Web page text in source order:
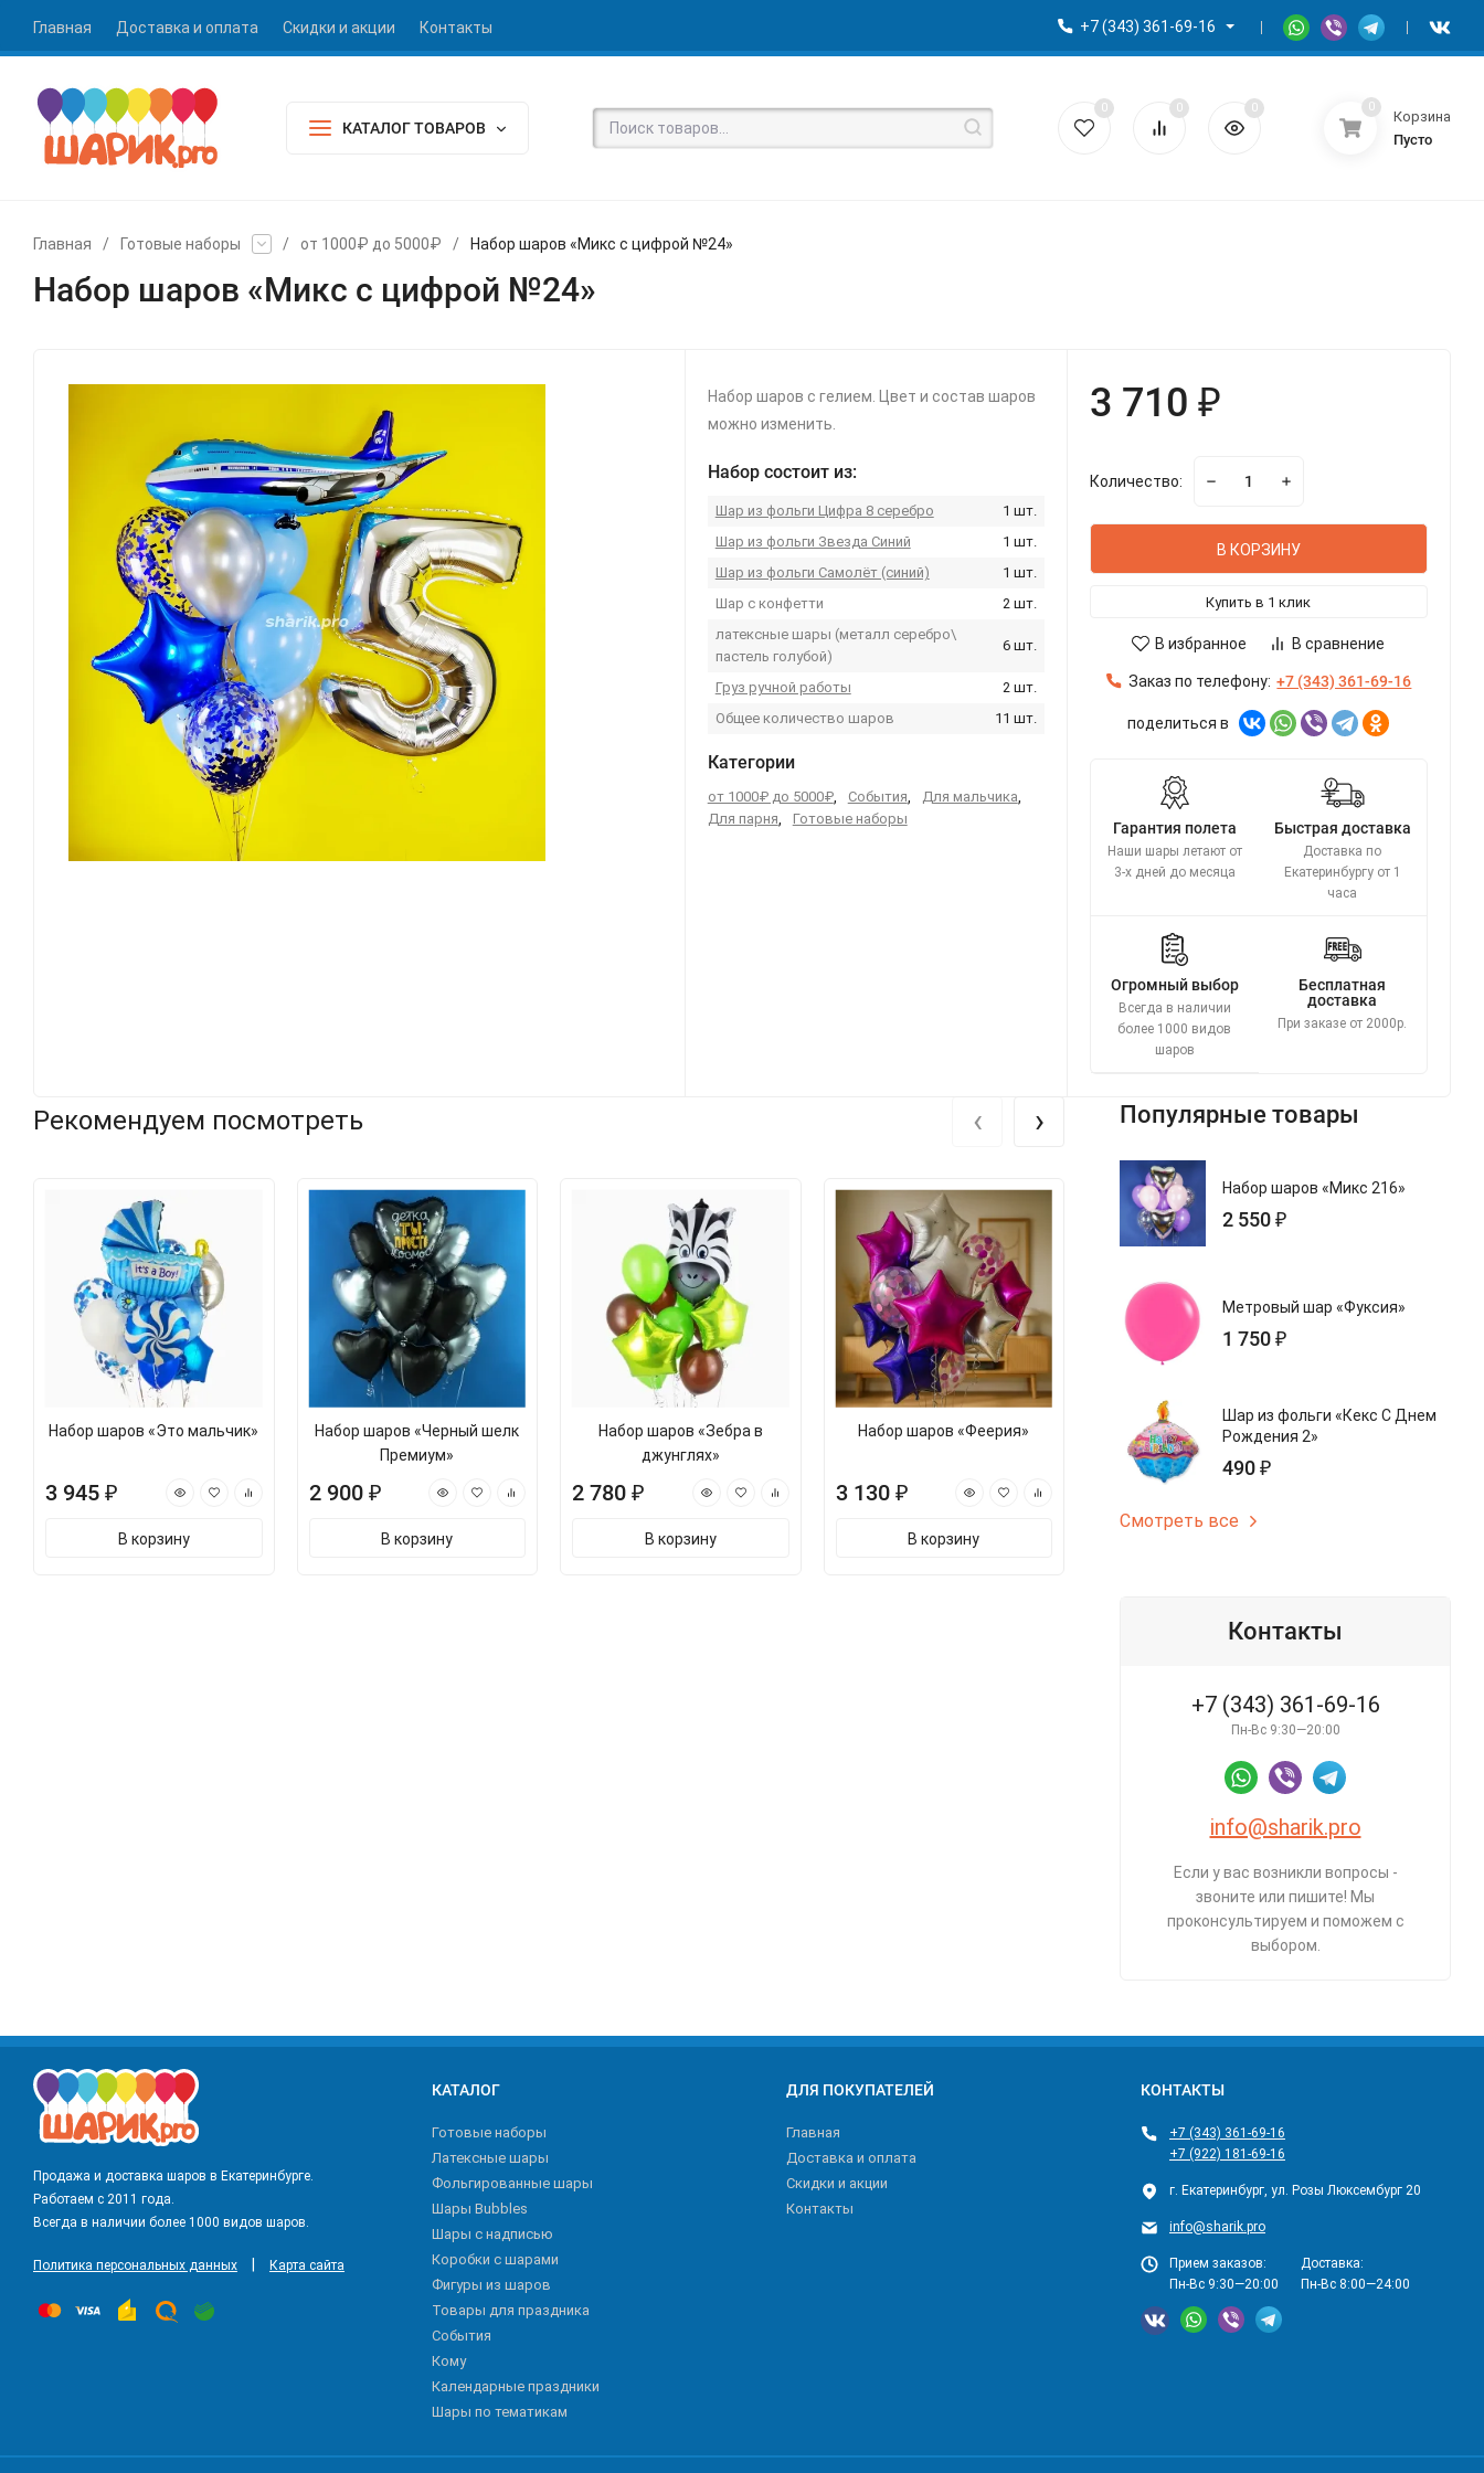
Главная Доставка и оплата Скидки и акции Контакты +7 (343) 361-69-16
КАТАЛОГ ТОВАРОВ
0 0 0 0
Корзина
Пусто
Главная / Готовые наборы / от 1000₽ до 5000₽ / Набор шаров «Микс с цифрой №24»
Набор шаров «Микс с цифрой №24»
Набор шаров с гелием. Цвет и состав шаров
можно изменить.
Набор состоит из:
Шар из фольги Цифра 8 серебро
1 шт.
Шар из фольги Звезда Синий
1 шт.
Шар из фольги Самолёт (синий)
1 шт.
Шар с конфетти
2 шт.
латексные шары (металл серебро\
пастель голубой)
6 шт.
Груз ручной работы
2 шт.
Общее количество шаров
11 шт.
Категории
от 1000₽ до 5000₽, События, Для мальчика,
Для парня, Готовые наборы
3 710 ₽
Количество:
В КОРЗИНУ
Купить в 1 клик
В избранное В сравнение
Заказ по телефону: +7 (343) 361-69-16
поделиться в
Гарантия полета
Наши шары летают от
3-х дней до месяца
Быстрая доставка
Доставка по
Екатеринбургу от 1
часа
Огромный выбор
Всегда в наличии
более 1000 видов
шаров
Бесплатная
доставка
При заказе от 2000р.
Рекомендуем посмотреть
Набор шаров «Это мальчик»
3 945 ₽
В корзину
Набор шаров «Черный шелк
Премиум»
2 900 ₽
В корзину
Набор шаров «Зебра в
джунглях»
2 780 ₽
В корзину
Набор шаров «Феерия»
3 130 ₽
В корзину
Набор шаров «Апельсиновая
нежность с цифрой 8»
3 770 ₽
Набор
‹ › Популярные товары
Набор шаров «Микс 216»
2 550 ₽
Метровый шар «Фуксия»
1 750 ₽
Шар из фольги «Кекс С Днем
Рождения 2»
490 ₽
Смотреть все
Контакты
+7 (343) 361-69-16
Пн-Вс 9:30—20:00
info@sharik.pro
Если у вас возникли вопросы -
звоните или пишите! Мы
проконсультируем и поможем с
выбором.
Продажа и доставка шаров в Екатеринбурге.
Работаем с 2011 года.
Всегда в наличии более 1000 видов шаров.
Политика персональных данных Карта сайта
КАТАЛОГ
Готовые наборы
Латексные шары
Фольгированные шары
Шары Bubbles
Шары с надписью
Коробки с шарами
Фигуры из шаров
Товары для праздника
События
Кому
Календарные праздники
Шары по тематикам
ДЛЯ ПОКУПАТЕЛЕЙ
Главная
Доставка и оплата
Скидки и акции
Контакты
КОНТАКТЫ
+7 (343) 361-69-16
+7 (922) 181-69-16
г. Екатеринбург, ул. Розы Люксембург 20
info@sharik.pro
Прием заказов:
Пн-Вс 9:30—20:00
Доставка:
Пн-Вс 8:00—24:00